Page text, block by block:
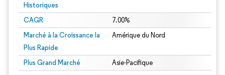
Historiques
CAGR 7.00%
Marché à la Croissance la
Plus Rapide
Amérique du Nord
Plus Grand Marché Asie-Pacifique